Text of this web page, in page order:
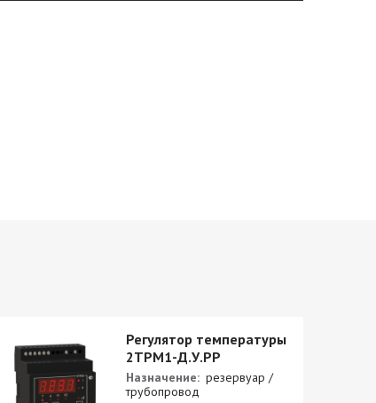
Регулятор температуры
2ТРМ1-Д.У.РР
Назначение: резервуар /
трубопровод